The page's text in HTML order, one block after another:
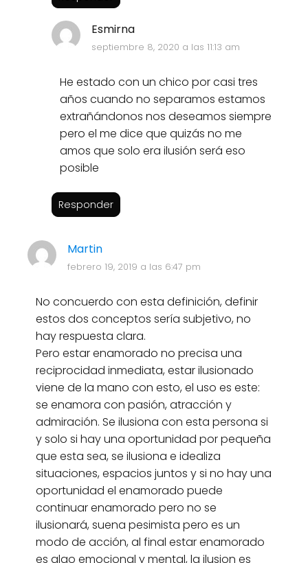
Esmirna
septiembre 8, 2020 a las 11:13 am
He estado con un chico por casi tres
años cuando no separamos estamos
extrañándonos nos deseamos siempre
pero el me dice que quizás no me
amos que solo era ilusión será eso
posible
Responder
Martin
febrero 19, 2019 a las 6:47 pm
No concuerdo con esta definición, definir
estos dos conceptos sería subjetivo, no
hay respuesta clara.
Pero estar enamorado no precisa una
reciprocidad inmediata, estar ilusionado
viene de la mano con esto, el uso es este:
se enamora con pasión, atracción y
admiración. Se ilusiona con esta persona si
y solo si hay una oportunidad por pequeña
que esta sea, se ilusiona e idealiza
situaciones, espacios juntos y si no hay una
oportunidad el enamorado puede
continuar enamorado pero no se
ilusionará, suena pesimista pero es un
modo de acción, al final estar enamorado
es algo emocional y mental, la ilusion es